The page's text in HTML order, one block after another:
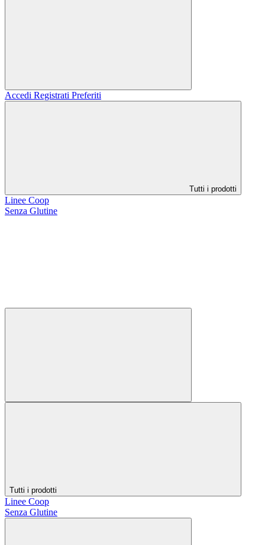
Accedi Registrati Preferiti
Tutti i prodotti
Linee Coop
Senza Glutine
Tutti i prodotti
Linee Coop
Senza Glutine